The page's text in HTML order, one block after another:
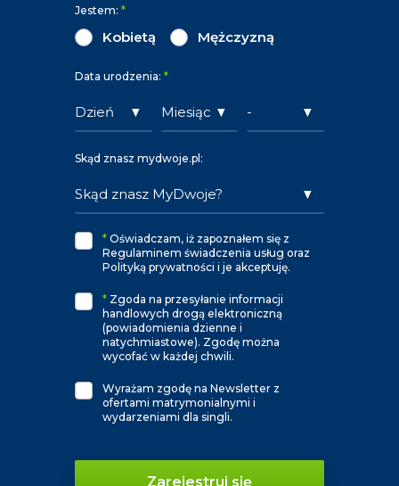
Jestem: *
Kobietą Mężczyzną
Data urodzenia: *
Skąd znasz mydwoje.pl:
* Oświadczam, iż zapoznałem się z
Regulaminem świadczenia usług oraz
Polityką prywatności i je akceptuję.
* Zgoda na przesyłanie informacji
handlowych drogą elektroniczną
(powiadomienia dzienne i
natychmiastowe). Zgodę można
wycofać w każdej chwili.
Wyrażam zgodę na Newsletter z
ofertami matrymonialnymi i
wydarzeniami dla singli.
Zarejestruj się